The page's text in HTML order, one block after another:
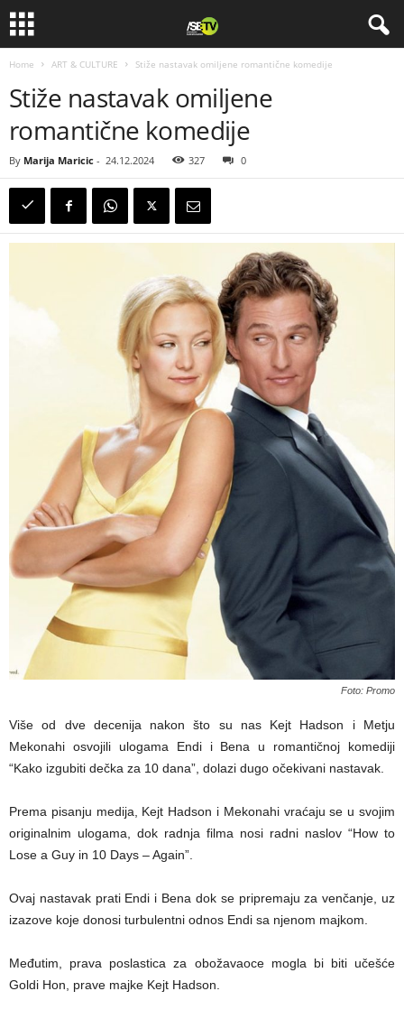
Home ART & CULTURE Stiže nastavak omiljene romantične komedije
Stiže nastavak omiljene
romantične komedije
By Marija Maricic - 24.12.2024 327 0
Foto: Promo
Više od dve decenija nakon što su nas Kejt Hadson i Metju
Mekonahi osvojili ulogama Endi i Bena u romantičnoj komediji
“Kako izgubiti dečka za 10 dana”, dolazi dugo očekivani nastavak.
Prema pisanju medija, Kejt Hadson i Mekonahi vraćaju se u svojim
originalnim ulogama, dok radnja filma nosi radni naslov “How to
Lose a Guy in 10 Days – Again”.
Ovaj nastavak prati Endi i Bena dok se pripremaju za venčanje, uz
izazove koje donosi turbulentni odnos Endi sa njenom majkom.
Međutim, prava poslastica za obožavaoce mogla bi biti učešće
Goldi Hon, prave majke Kejt Hadson.